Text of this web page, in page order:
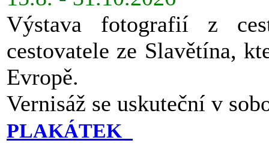
Výstava fotografií z
cestovatele ze Slavětína,
Evropě.
Vernisáž se uskuteční v
PLAKÁTEK